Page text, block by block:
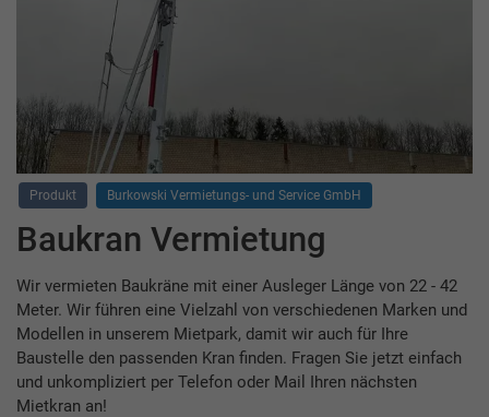
Produkt Burkowski Vermietungs- und Service GmbH
Baukran Vermietung
Wir vermieten Baukräne mit einer Ausleger Länge von 22 - 42
Meter. Wir führen eine Vielzahl von verschiedenen Marken und
Modellen in unserem Mietpark, damit wir auch für Ihre
Baustelle den passenden Kran finden. Fragen Sie jetzt einfach
und unkompliziert per Telefon oder Mail Ihren nächsten
Mietkran an!